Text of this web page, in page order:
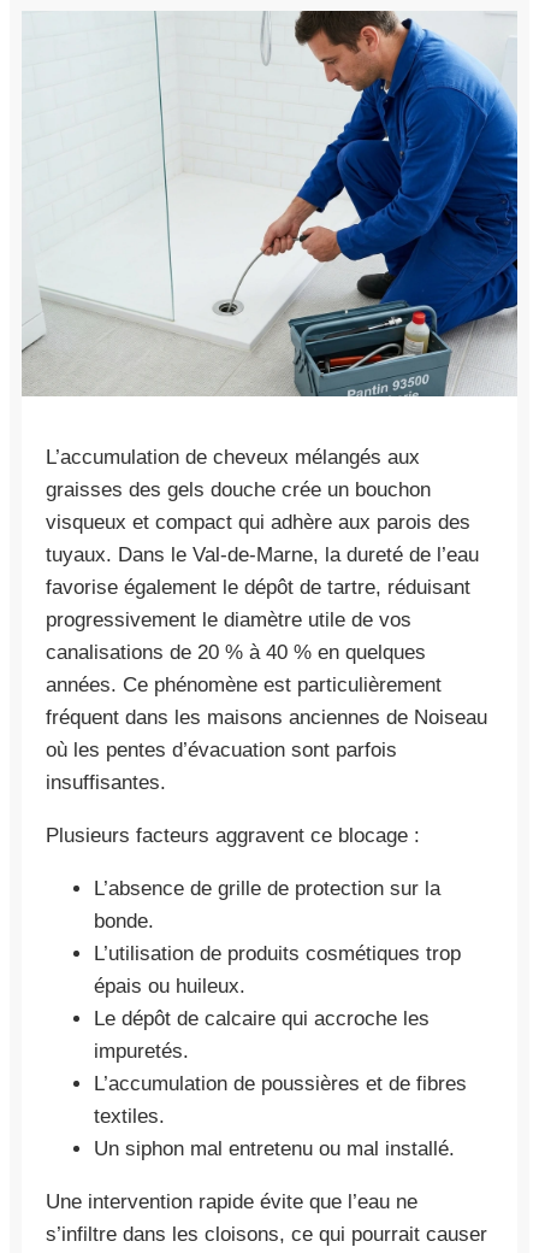
L’accumulation de cheveux mélangés aux
graisses des gels douche crée un bouchon
visqueux et compact qui adhère aux parois des
tuyaux. Dans le Val-de-Marne, la dureté de l’eau
favorise également le dépôt de tartre, réduisant
progressivement le diamètre utile de vos
canalisations de 20 % à 40 % en quelques
années. Ce phénomène est particulièrement
fréquent dans les maisons anciennes de Noiseau
où les pentes d’évacuation sont parfois
insuffisantes.
Plusieurs facteurs aggravent ce blocage :
L’absence de grille de protection sur la
bonde.
L’utilisation de produits cosmétiques trop
épais ou huileux.
Le dépôt de calcaire qui accroche les
impuretés.
L’accumulation de poussières et de fibres
textiles.
Un siphon mal entretenu ou mal installé.
Une intervention rapide évite que l’eau ne
s’infiltre dans les cloisons, ce qui pourrait causer